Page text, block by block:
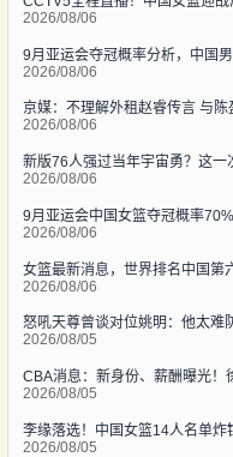
2026/08/06
9月亚运会夺冠概率分析，中国
2026/08/06
京媒：不理解外租赵睿传言 与
2026/08/06
新版76人强过当年宇宙勇？这一
2026/08/06
9月亚运会中国女篮夺冠概率
2026/08/06
女篮最新消息，世界排名中国第
2026/08/06
怒吼天尊曾谈对位姚明：他太难
2026/08/05
2026/08/05
2026/08/05